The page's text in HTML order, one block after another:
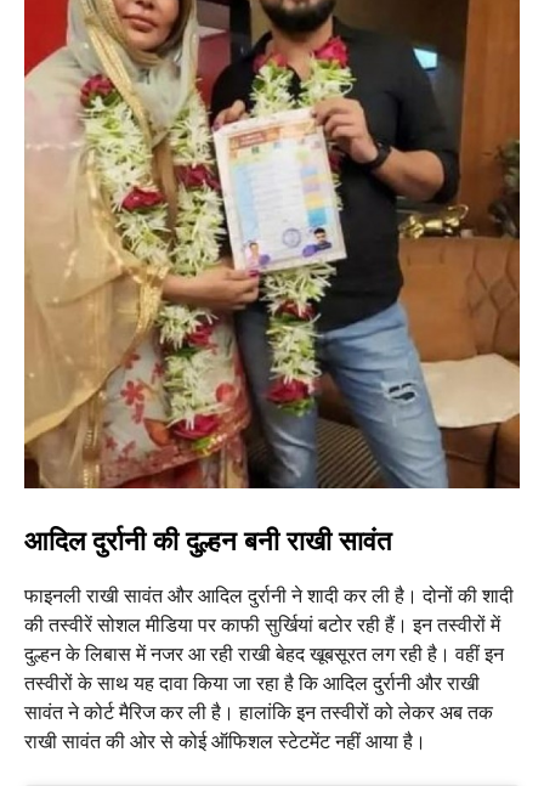
आदिल दुर्रानी की दुल्हन बनी राखी सावंत
फाइनली राखी सावंत और आदिल दुर्रानी ने शादी कर ली है। दोनों की शादी
की तस्वीरें सोशल मीडिया पर काफी सुर्खियां बटोर रही हैं। इन तस्वीरों में
दुल्हन के लिबास में नजर आ रही राखी बेहद खूबसूरत लग रही है। वहीं इन
तस्वीरों के साथ यह दावा किया जा रहा है कि आदिल दुर्रानी और राखी
सावंत ने कोर्ट मैरिज कर ली है। हालांकि इन तस्वीरों को लेकर अब तक
राखी सावंत की ओर से कोई ऑफिशल स्टेटमेंट नहीं आया है।